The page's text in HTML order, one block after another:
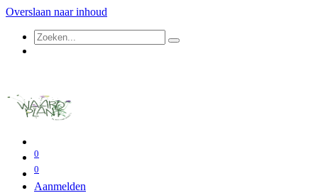
Overslaan naar inhoud
0
0
Aanmelden